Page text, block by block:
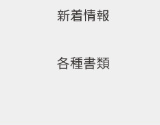
新着情報
各種書類